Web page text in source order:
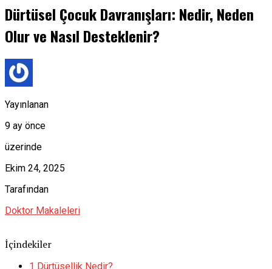
Dürtüsel Çocuk Davranışları: Nedir, Neden
Olur ve Nasıl Desteklenir?
Yayınlanan
9 ay önce
üzerinde
Ekim 24, 2025
Tarafından
Doktor Makaleleri
İçindekiler
1 Dürtüsellik Nedir?